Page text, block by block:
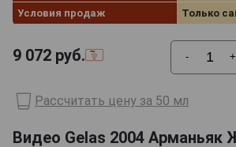
Условия продаж
Только
9 072 руб. - +
Рассчитать цену за 50 мл
Видео Gelas 2004 Арманьяк